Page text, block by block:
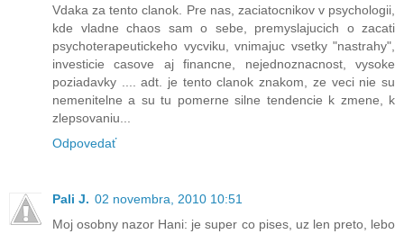
Vdaka za tento clanok. Pre nas, zaciatocnikov v psychologii,
kde vladne chaos sam o sebe, premyslajucich o zacati
psychoterapeutickeho vycviku, vnimajuc vsetky "nastrahy",
investicie casove aj financne, nejednoznacnost, vysoke
poziadavky .... adt. je tento clanok znakom, ze veci nie su
nemenitelne a su tu pomerne silne tendencie k zmene, k
zlepsovaniu...
Odpovedať
Pali J. 02 novembra, 2010 10:51
Moj osobny nazor Hani: je super co pises, uz len preto, lebo